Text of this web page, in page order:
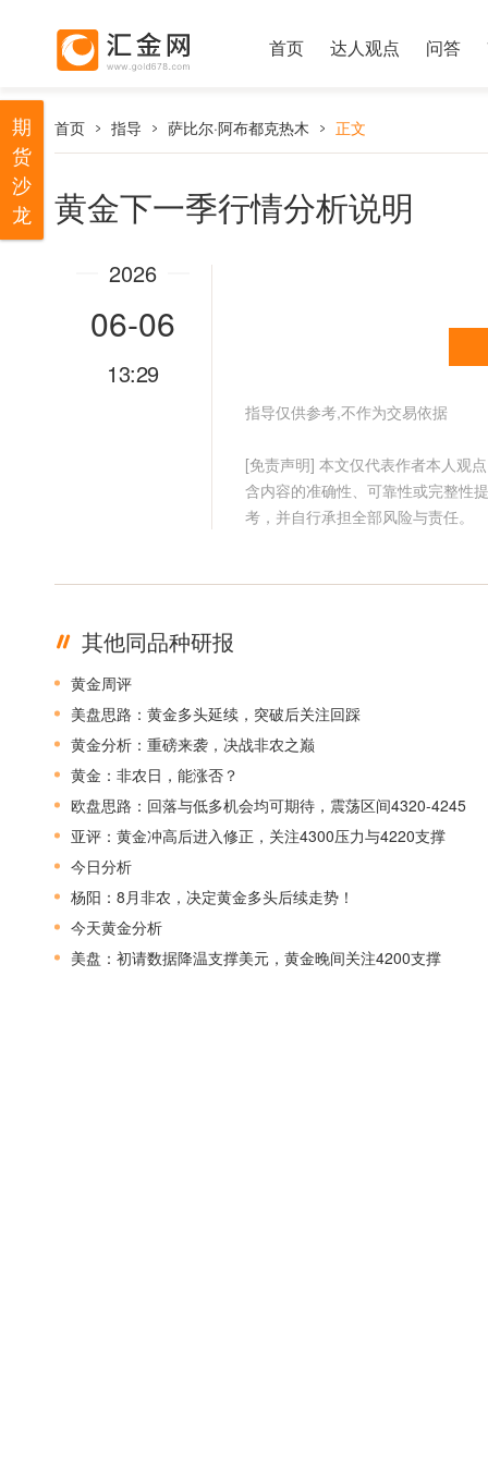
首页 达人观点 问答
首页 指导 萨比尔·阿布都克热木 正文
黄金下一季行情分析说明
2026
06-06
13:29
指导仅供参考,不作为交易依据
[免责声明] 本文仅代表作者本人观
含内容的准确性、可靠性或完整性
考，并自行承担全部风险与责任。
其他同品种研报
黄金周评
美盘思路：黄金多头延续，突破后关注回踩
黄金分析：重磅来袭，决战非农之巅
黄金：非农日，能涨否？
欧盘思路：回落与低多机会均可期待，震荡区间4320-4245
亚评：黄金冲高后进入修正，关注4300压力与4220支撑
今日分析
杨阳：8月非农，决定黄金多头后续走势！
今天黄金分析
美盘：初请数据降温支撑美元，黄金晚间关注4200支撑
期
货
沙
龙